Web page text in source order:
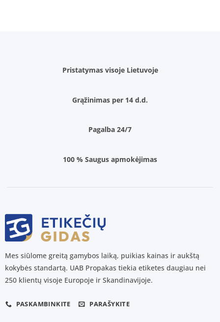
Pristatymas visoje Lietuvoje
Grąžinimas per 14 d.d.
Pagalba 24/7
100 % Saugus apmokėjimas
Mes siūlome greitą gamybos laiką, puikias kainas ir aukštą
kokybės standartą. UAB Propakas tiekia etiketes daugiau nei
250 klientų visoje Europoje ir Skandinavijoje.
PASKAMBINKITE PARAŠYKITE